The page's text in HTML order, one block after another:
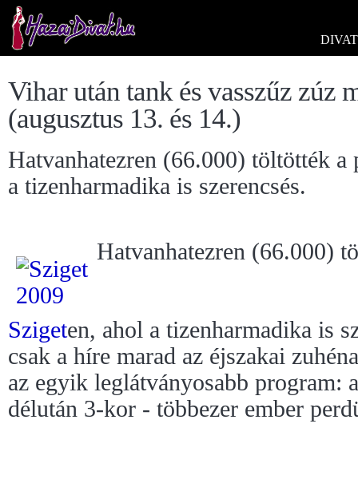
DIVAT
Vihar után tank és vasszűz zúz
(augusztus 13. és 14.)
Hatvanhatezren (66.000) töltötték a
a tizenharmadika is szerencsés.
Hatvanhatezren (66.000)
Szigeten, ahol a tizenharmadika is
csak a híre marad az éjszakai
az egyik leglátványosabb program:
délután 3-kor - többezer ember